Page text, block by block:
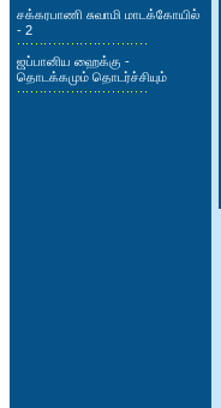
சக்கரபாணி சுவாமி மாடக்கோயில்
- 2
ஜப்பானிய ஹைக்கு -
தொடக்கமும் தொடர்ச்சியும்